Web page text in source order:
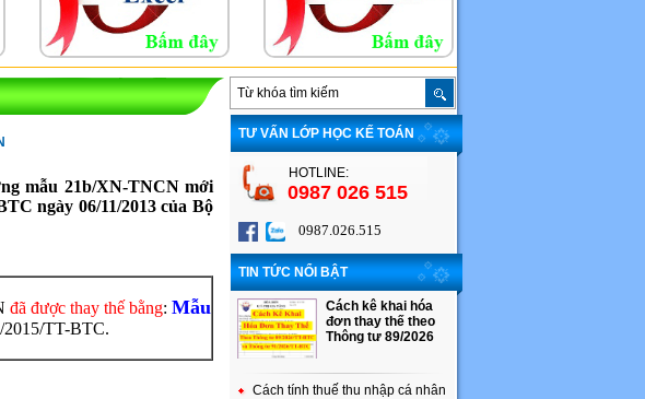
mẫu 21b/XN-TNCN mới
ngày 06/11/2013 của Bộ
đã được thay thế bằng: Mẫu
2015/TT-BTC.
TƯ VẤN LỚP HỌC KẾ TOÁN
0987 026 515
HOTLINE:
0987.026.515
TIN TỨC NỔI BẬT
Cách kê khai hóa
đơn thay thế theo
Thông tư 89/2026
Cách tính thuế thu nhập cá nhân